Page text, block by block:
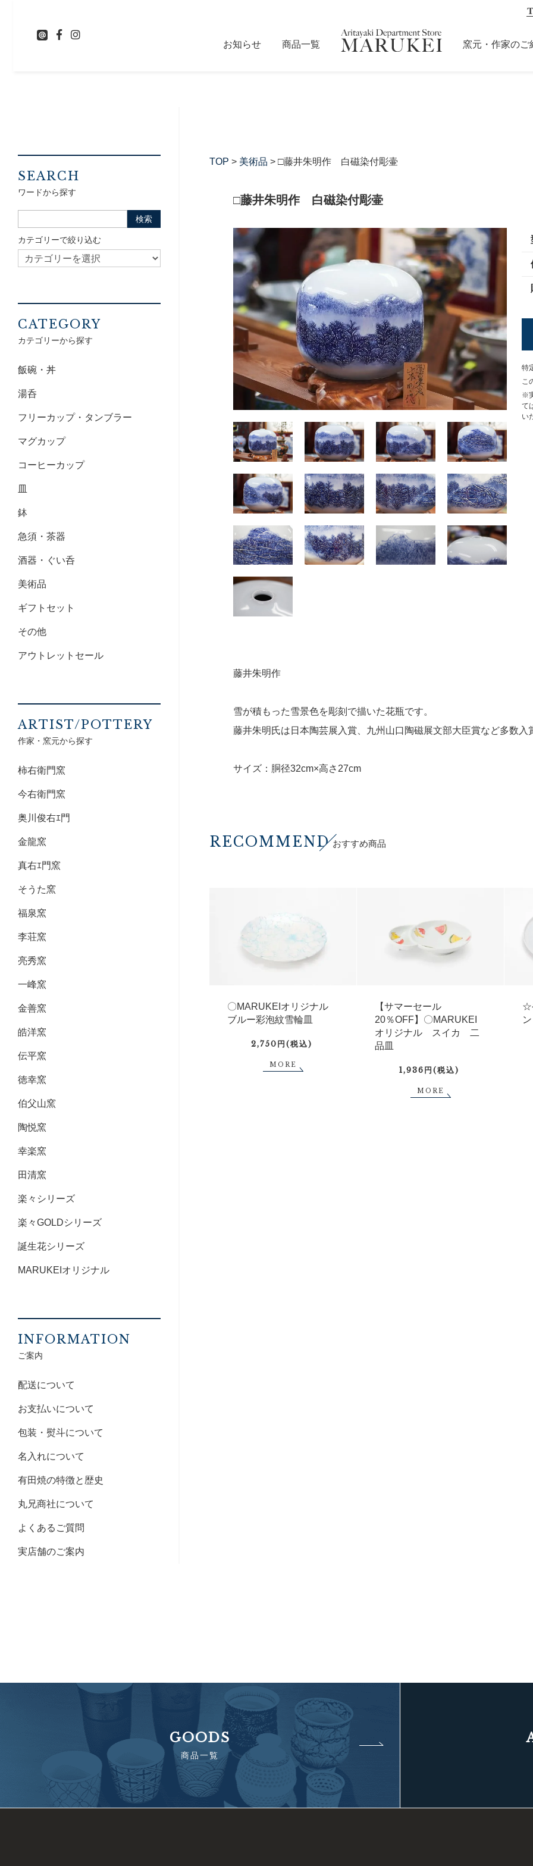
お知らせ 商品一覧 窯元・作家のご
TOP > 美術品 > □藤井朱明作 白磁染付彫壷
□藤井朱明作 白磁染付彫壷
特
こ
※
て
い
藤井朱明作
雪が積もった雪景色を彫刻で描いた花瓶です。
藤井朱明氏は日本陶芸展入賞、九州山口陶磁展文部大臣賞など多数入
サイズ：胴径32cm×高さ27cm
RECOMMEND おすすめ商品
〇MARUKEIオリジナル
ブルー彩泡紋雪輪皿
2,750円(税込)
MORE
【サマーセール
20％OFF】〇MARUKEI
オリジナル スイカ 二
品皿
1,936円(税込)
MORE
☆
SEARCH
ワードから探す
カテゴリーで絞り込む
CATEGORY
カテゴリーから探す
飯碗・丼
湯呑
フリーカップ・タンブラー
マグカップ
コーヒーカップ
皿
鉢
急須・茶器
酒器・ぐい呑
美術品
ギフトセット
その他
アウトレットセール
ARTIST/POTTERY
作家・窯元から探す
柿右衛門窯
今右衛門窯
奥川俊右ｴ門
金龍窯
真右ｴ門窯
そうた窯
福泉窯
李荘窯
亮秀窯
一峰窯
金善窯
皓洋窯
伝平窯
徳幸窯
伯父山窯
陶悦窯
幸楽窯
田清窯
楽々シリーズ
楽々GOLDシリーズ
誕生花シリーズ
MARUKEIオリジナル
INFORMATION
ご案内
配送について
お支払いについて
包装・熨斗について
名入れについて
有田焼の特徴と歴史
丸兄商社について
よくあるご質問
実店舗のご案内
GOODS
商品一覧